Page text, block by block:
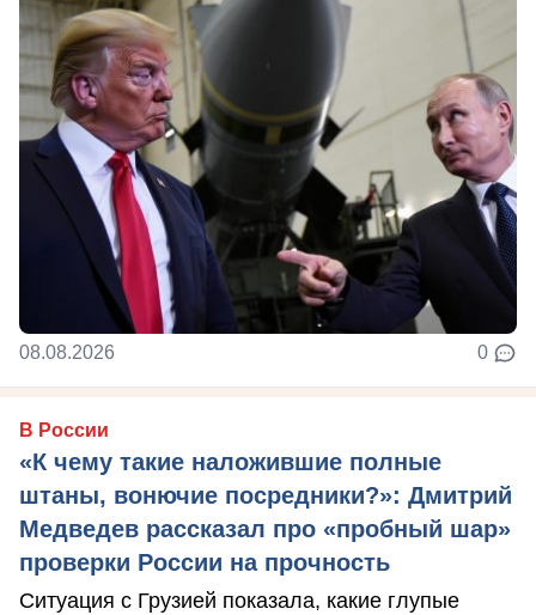
08.08.2026 0
В России
«К чему такие наложившие полные
штаны, вонючие посредники?»: Дмитрий
Медведев рассказал про «пробный шар»
проверки России на прочность
Ситуация с Грузией показала, какие глупые